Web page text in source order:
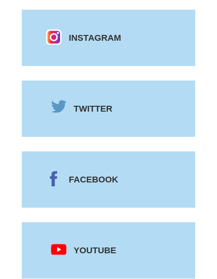
INSTAGRAM
TWITTER
FACEBOOK
YOUTUBE